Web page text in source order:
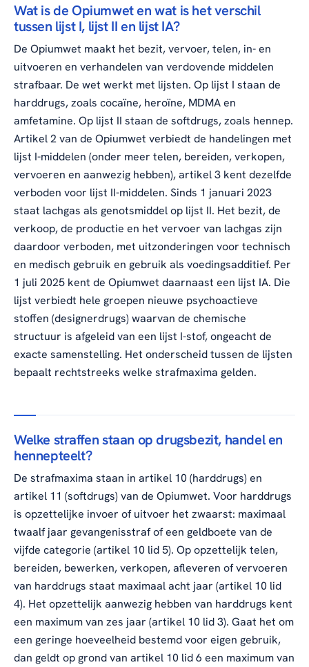
Wat is de Opiumwet en wat is het verschil
tussen lijst I, lijst II en lijst IA?
De Opiumwet maakt het bezit, vervoer, telen, in- en
uitvoeren en verhandelen van verdovende middelen
strafbaar. De wet werkt met lijsten. Op lijst I staan de
harddrugs, zoals cocaïne, heroïne, MDMA en
amfetamine. Op lijst II staan de softdrugs, zoals hennep.
Artikel 2 van de Opiumwet verbiedt de handelingen met
lijst I-middelen (onder meer telen, bereiden, verkopen,
vervoeren en aanwezig hebben), artikel 3 kent dezelfde
verboden voor lijst II-middelen. Sinds 1 januari 2023
staat lachgas als genotsmiddel op lijst II. Het bezit, de
verkoop, de productie en het vervoer van lachgas zijn
daardoor verboden, met uitzonderingen voor technisch
en medisch gebruik en gebruik als voedingsadditief. Per
1 juli 2025 kent de Opiumwet daarnaast een lijst IA. Die
lijst verbiedt hele groepen nieuwe psychoactieve
stoffen (designerdrugs) waarvan de chemische
structuur is afgeleid van een lijst I-stof, ongeacht de
exacte samenstelling. Het onderscheid tussen de lijsten
bepaalt rechtstreeks welke strafmaxima gelden.
Welke straffen staan op drugsbezit, handel en
hennepteelt?
De strafmaxima staan in artikel 10 (harddrugs) en
artikel 11 (softdrugs) van de Opiumwet. Voor harddrugs
is opzettelijke invoer of uitvoer het zwaarst: maximaal
twaalf jaar gevangenisstraf of een geldboete van de
vijfde categorie (artikel 10 lid 5). Op opzettelijk telen,
bereiden, bewerken, verkopen, afleveren of vervoeren
van harddrugs staat maximaal acht jaar (artikel 10 lid
4). Het opzettelijk aanwezig hebben van harddrugs kent
een maximum van zes jaar (artikel 10 lid 3). Gaat het om
een geringe hoeveelheid bestemd voor eigen gebruik,
dan geldt op grond van artikel 10 lid 6 een maximum van